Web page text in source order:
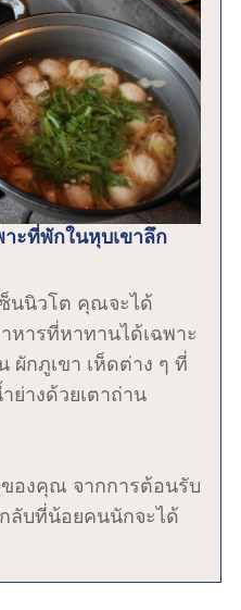
ะที่พักในหุบเขาลึก
นนิวโต คุณจะได้
หารที่หาทานได้เฉพาะ
ผักภูเขา เห็ดต่าง ๆ ที่
ย่างด้วยเตาถ่าน
ของคุณ จากการต้อนรับ
ลับที่น้อยคนนักจะได้